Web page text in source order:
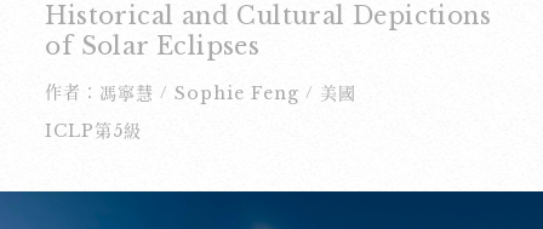
Historical and Cultural Depictions
of Solar Eclipses
作者： 馮寧慧 / Sophie Feng / 美國
ICLP第5級